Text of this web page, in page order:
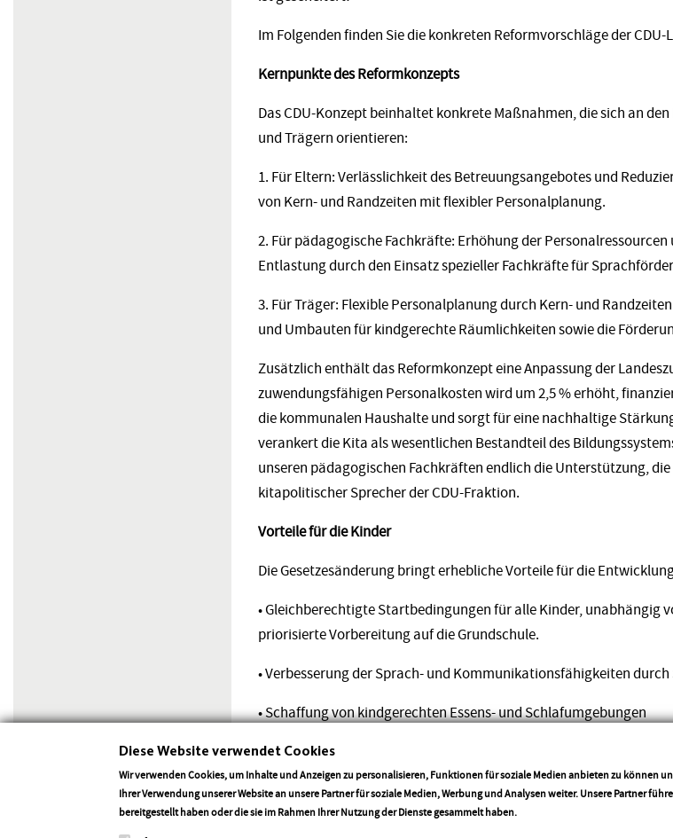
Im Folgenden finden Sie die konkreten Reformvorschläge der
Kernpunkte des Reformkonzepts
Das CDU-Konzept beinhaltet konkrete Maßnahmen, die sich an
und Trägern orientieren:
1. Für Eltern: Verlässlichkeit des Betreuungsangebotes und
von Kern- und Randzeiten mit flexibler Personalplanung.
2. Für pädagogische Fachkräfte: Erhöhung der
Entlastung durch den Einsatz spezieller Fachkräfte für
3. Für Träger: Flexible Personalplanung durch Kern- und
und Umbauten für kindgerechte Räumlichkeiten sowie die
Zusätzlich enthält das Reformkonzept eine Anpassung der
zuwendungsfähigen Personalkosten wird um 2,5 % erhöht,
die kommunalen Haushalte und sorgt für eine nachhaltige
verankert die Kita als wesentlichen Bestandteil des
unseren pädagogischen Fachkräften endlich die Unterstützung,
kitapolitischer Sprecher der CDU-Fraktion.
Vorteile für die Kinder
Die Gesetzesänderung bringt erhebliche Vorteile für die
• Gleichberechtigte Startbedingungen für alle Kinder, unabhängig
priorisierte Vorbereitung auf die Grundschule.
• Verbesserung der Sprach- und Kommunikationsfähigkeiten
• Schaffung von kindgerechten Essens- und Schlafumgebungen
Gordon Schnieder, Vorsitzender der CDU-Landtagsfraktion,
Reform ist eine wertvolle Investition in die Zukunft unserer Kinder
hochwertige Betreuung und schaffen Raum für das altersgerechte
Diese Website verwendet Cookies
Wir verwenden Cookies, um Inhalte und Anzeigen zu personalisieren, Funktionen für soziale Medien anbieten zu können
Ihrer Verwendung unserer Website an unsere Partner für soziale Medien, Werbung und Analysen weiter. Unsere Partner
bereitgestellt haben oder die sie im Rahmen Ihrer Nutzung der Dienste gesammelt haben.